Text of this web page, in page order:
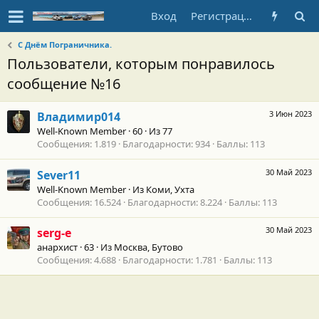
Вход Регистрация
С Днём Пограничника.
Пользователи, которым понравилось
сообщение №16
3 Июн 2023
Владимир014
Well-Known Member ·60 · Из77
Сообщения 1.819 Благодарности 934 Баллы 113
30 Май 2023
Sever11
Well-Known Member · Из Коми, Ухта
Сообщения 16.524 Благодарности 8.224 Баллы 113
30 Май 2023
serg-e
анархист ·63 · Из Москва, Бутово
Сообщения 4.688 Благодарности 1.781 Баллы 113